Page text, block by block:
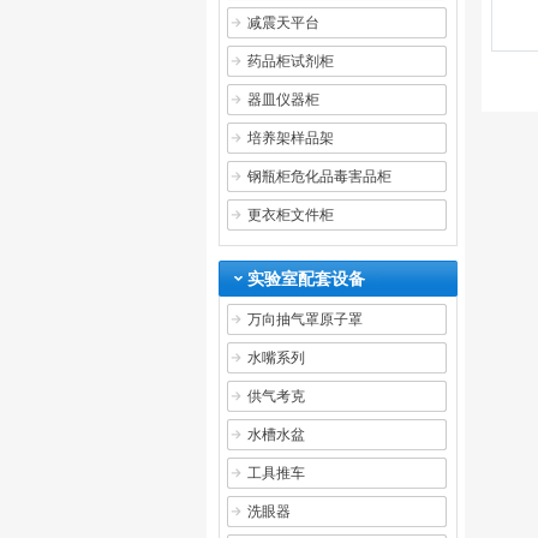
减震天平台
药品柜试剂柜
器皿仪器柜
培养架样品架
钢瓶柜危化品毒害品柜
更衣柜文件柜
实验室配套设备
万向抽气罩原子罩
水嘴系列
供气考克
水槽水盆
工具推车
洗眼器